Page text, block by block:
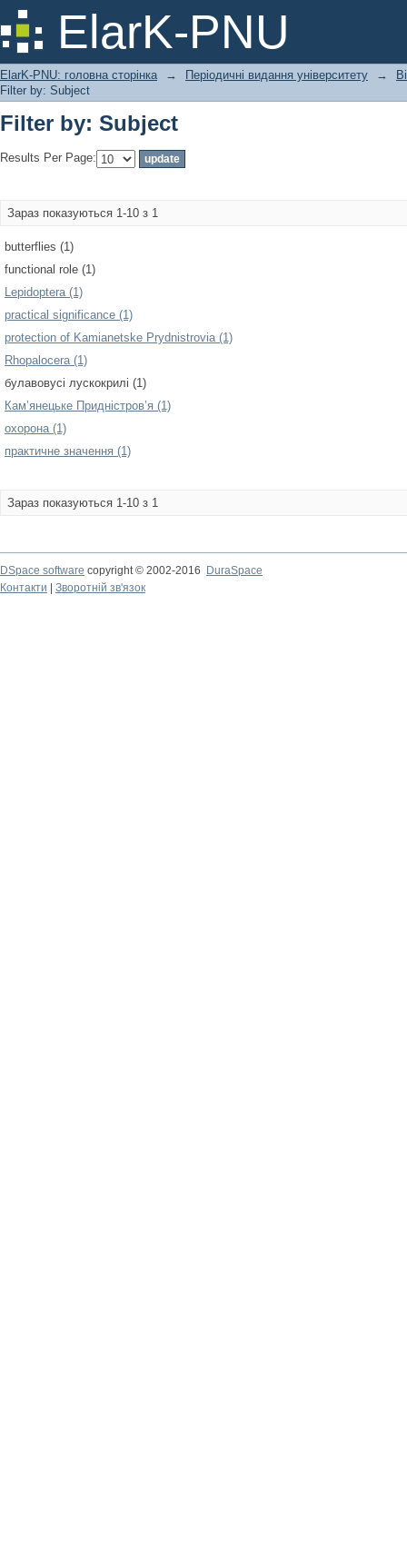
ElarK-PNU
Filter by: Subject
ElarK-PNU: головна сторінка → Періодичні видання університету →
Filter by: Subject
Filter by: Subject
Results Per Page:
Зараз показуються 1-10 з 1
butterflies (1)
functional role (1)
Lepidoptera (1)
practical significance (1)
protection of Kamianetske Prydnistrovia (1)
Rhopalocera (1)
булавовусі лускокрилі (1)
Кам’янецьке Придністров’я (1)
охорона (1)
практичне значення (1)
Зараз показуються 1-10 з 1
DSpace software copyright © 2002-2016
DuraSpace
Контакти
Зворотній зв'язок